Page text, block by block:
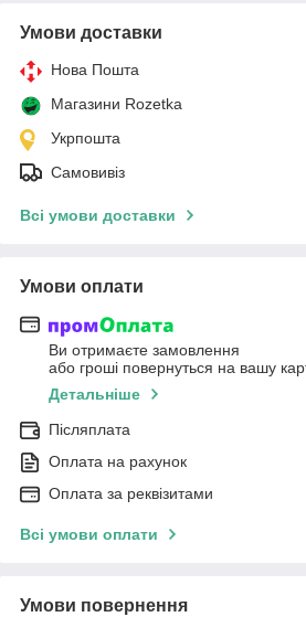
Умови доставки
Нова Пошта
Магазини Rozetka
Укрпошта
Самовивіз
Всі умови доставки
Умови оплати
Ви отримаєте замовлення
або гроші повернуться на вашу
Детальніше
Післяплата
Оплата на рахунок
Оплата за реквізитами
Всі умови оплати
Умови повернення